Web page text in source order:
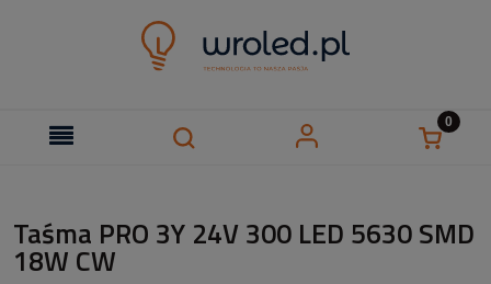
Taśma PRO 3Y 24V 300 LED 5630 SMD
18W CW